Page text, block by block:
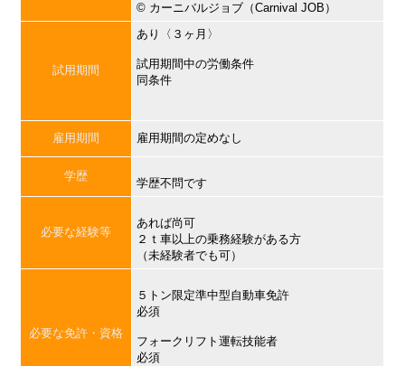
©︎ カーニバルジョブ（Carnival JOB）
試用期間
あり〈３ヶ月〉
試用期間中の労働条件
同条件
雇用期間 雇用期間の定めなし
学歴
学歴不問です
必要な経験等
あれば尚可
２ｔ車以上の乗務経験がある方
（未経験者でも可）
必要な免許・資格
５トン限定準中型自動車免許
必須
フォークリフト運転技能者
必須